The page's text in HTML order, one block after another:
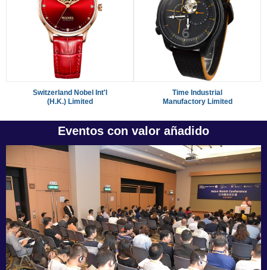
Switzerland Nobel Int'l
(H.K.) Limited
Time Industrial
Manufactory Limited
Eventos con valor añadido